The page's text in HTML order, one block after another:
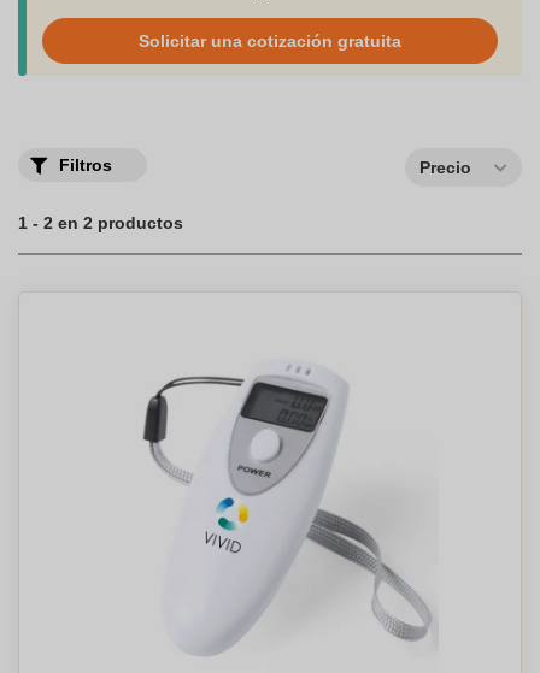
tus clientes como de tus empleados o compañeros de trabajo, al
tiempo que se resalta tu logotipo, marca, empresa, evento o
negocio.
Solicitar una cotización gratuita
Filtros Precio
1 - 2 en 2 productos